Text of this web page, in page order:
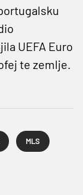
UEFA Euro
te zemlje.
MLS